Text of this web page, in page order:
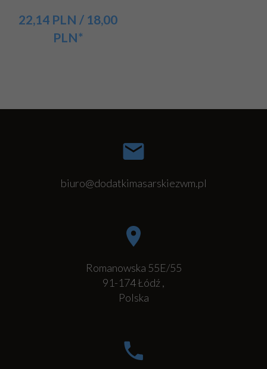
22,14 PLN / 18,00
PLN*
biuro@dodatkimasarskiezwm.pl
Romanowska 55E/55
91-174Łódź,
Polska